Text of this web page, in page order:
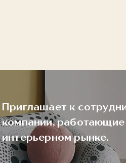
Приглашает к
компании, работающие
интерьерном рынке.